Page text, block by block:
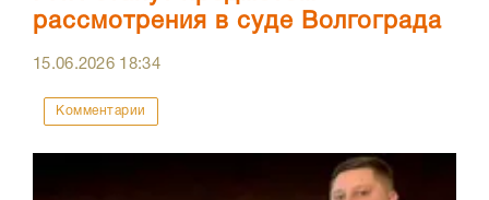
рассмотрения в суде Волгограда
15.06.2026 18:34
Комментарии